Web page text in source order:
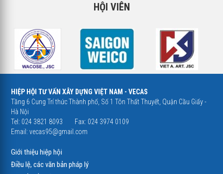
HỘI VIÊN
HIỆP HỘI TƯ VẤN XÂY DỰNG VIỆT NAM - VECAS
Tầng 6 Cung Trí thức Thành phố, Số 1 Tôn Thất Thuyết, Quận Cầu Giấy -
Hà Nội
Tel: 024 3821 8093
Fax: 024 3974 0109
Email:vecas95@gmail.com
Giới thiệu hiệp hội
Điều lệ, các văn bản pháp lý